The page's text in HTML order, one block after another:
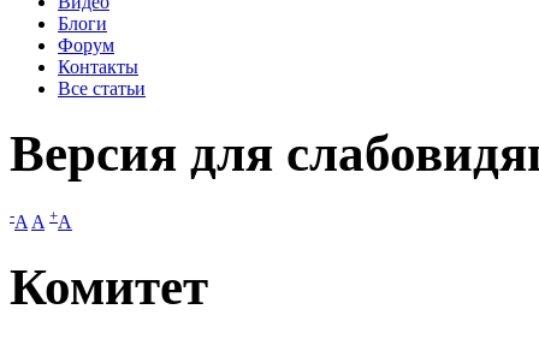
Блоги
Форум
Контакты
Все статьи
Версия для
-A A +A
Комитет